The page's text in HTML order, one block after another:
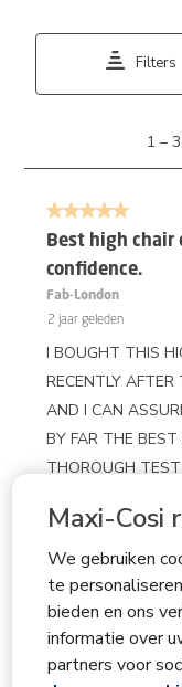
Maxi-Cosi
We gebruiken
te
bieden en ons
informatie over
partners voor
Filters
3
117
Beoordelingen.
1 –
5 van 5 sterren.
Best high chair
confidence.
Fab-London
2 jaar geleden
I BOUGHT THIS
RECENTLY
AND I CAN
BY FAR THE BEST
THOROUGH
POSITION, THE
EASIER FOR THE
CHAIR IS VERY
FOR ANY
YOU READ HERE,
MOA FIRST